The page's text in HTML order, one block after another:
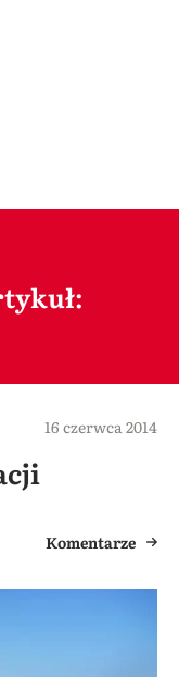
16 czerwca 2014
Komentarze